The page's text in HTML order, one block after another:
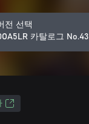
전 선택
카탈로그 No.43